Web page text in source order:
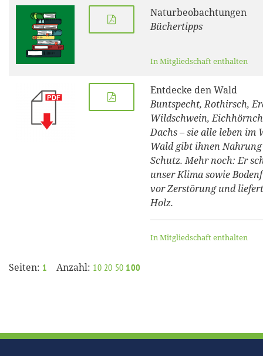
Naturbeobachtungen
Büchertipps
In Mitgliedschaft enthalten
Entdecke den Wald
Buntspecht, Rothirsch,
Wildschwein,
Dachs – sie alle leben im
Wald gibt ihnen
Schutz. Mehr noch: Er
unser Klima sowie
vor Zerstörung und
Holz.
In Mitgliedschaft enthalten
Seiten: 1 Anzahl: 10 20 50 100